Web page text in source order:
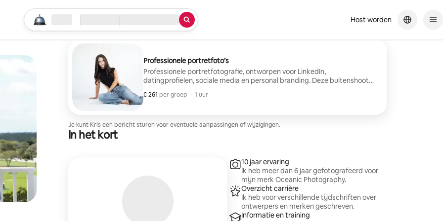
Begin je zoektocht
Locatie Inchecken/uitchecken
Service Host worden
Professionele portretfoto’s
Professionele portretfotografie, ontworpen voor LinkedIn,
datingprofielen, sociale media en personal branding. Deze buitenshoot
ontspannen omgeving. Ik geef begeleiding bij het poseren en de
ontvangt professioneel bewerkte foto’s in hoge resolutie, geleverd via
een privé online galerij, klaar om te gebruiken voor professionele profielen
€ 261 per groep
€ 261 per groep
, · 1 uur
Je kunt Kris een bericht sturen voor eventuele aanpassingen of wijzigingen.
In het kort
10 jaar ervaring
Ik heb meer dan 6 jaar gefotografeerd voor
mijn merk Oceanic Photography.
Overzicht carrière
Ik heb voor verschillende tijdschriften over
ontwerpers en merken geschreven.
Informatie en training